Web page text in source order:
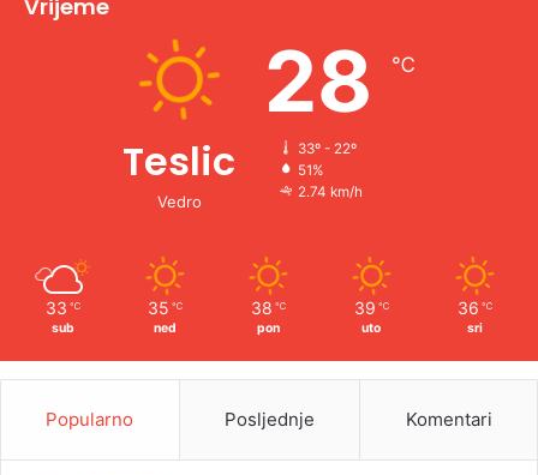
Vrijeme
Teslic
Vedro
28 ℃
33º - 22º
51%
2.74 km/h
33 ℃
sub
35 ℃
ned
38 ℃
pon
39 ℃
uto
36 ℃
sri
Popularno Posljednje Komentari